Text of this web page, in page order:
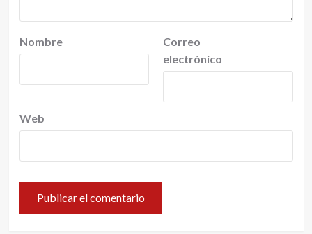
Nombre
Correo
electrónico
Web